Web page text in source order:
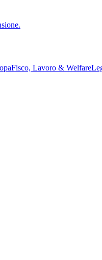
Fisco, Lavoro & Welfare